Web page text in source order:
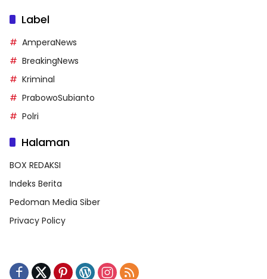
Label
AmperaNews
BreakingNews
Kriminal
PrabowoSubianto
Polri
Halaman
BOX REDAKSI
Indeks Berita
Pedoman Media Siber
Privacy Policy